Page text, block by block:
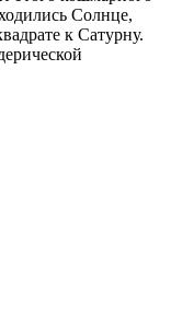
Солнце,
к Сатурну.